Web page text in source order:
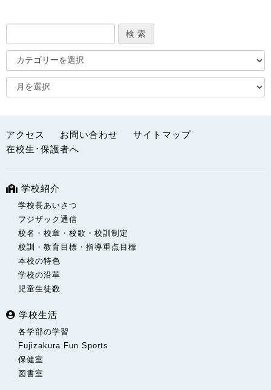
アクセス お問い合わせ
サイトマップ
在校生･保護者へ
学校紹介
学校長あいさつ
フジザック通信
校名・校章・校歌・校訓制定
校訓・教育目標・指導重点目標
本校の特色
学校の沿革
児童生徒数
学校生活
各学部の学習
Fujizakura Fun Sports
保健室
図書室